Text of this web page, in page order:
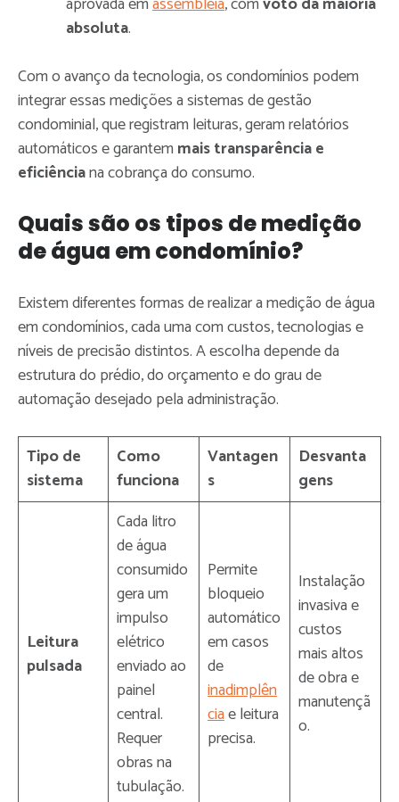
absoluta.
Com o avanço da tecnologia, os condomínios podem
integrar essas medições a sistemas de gestão
condominial, que registram leituras, geram relatórios
automáticos e garantem mais transparência e
eficiênciana cobrança do consumo.
Quais são os tipos de medição
de água em condomínio?
Existem diferentes formas de realizar a medição de água
em condomínios, cada uma com custos, tecnologias e
níveis de precisão distintos. A escolha depende da
estrutura do prédio, do orçamento e do grau de
automação desejado pela administração.
Tipo de
sistema
Como
funciona
Vantagen
s
Desvanta
gens
Leitura
pulsada
Cada litro
de água
consumido
gera um
impulso
elétrico
enviado ao
painel
central.
Requer
obras na
tubulação.
Permite
bloqueio
automático
em casos
de
inadimplên
ciae leitura
precisa.
Instalação
invasiva e
custos
mais altos
de obra e
manutençã
o.